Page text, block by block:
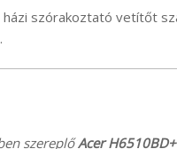
szórakoztató vetítőt
szereplőAcer H6510BD+